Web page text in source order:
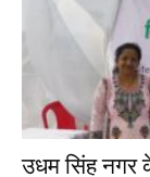
उधम सिंह नगर